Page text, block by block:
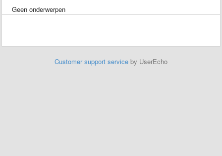
Geen onderwerpen
Customer support service by UserEcho